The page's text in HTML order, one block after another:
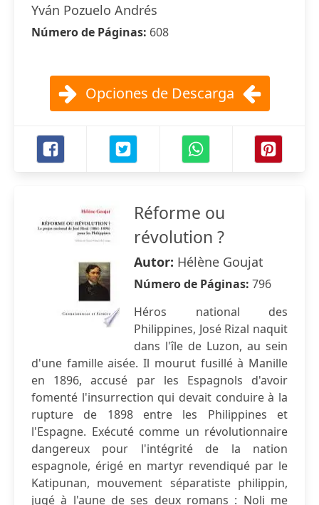
Yván Pozuelo Andrés
Número de Páginas: 608
Opciones de Descarga
Réforme ou
révolution ?
Autor: Hélène Goujat
Número de Páginas: 796
Héros national des
Philippines, José Rizal naquit
dans l'île de Luzon, au sein
d'une famille aisée. Il mourut fusillé à Manille
en 1896, accusé par les Espagnols d'avoir
fomenté l'insurrection qui devait conduire à la
rupture de 1898 entre les Philippines et
l'Espagne. Exécuté comme un révolutionnaire
dangereux pour l'intégrité de la nation
espagnole, érigé en martyr revendiqué par le
Katipunan, mouvement séparatiste philippin,
jugé à l'aune de ses deux romans : Noli me